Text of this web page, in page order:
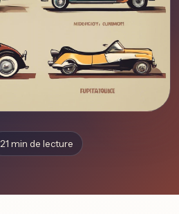
21 min de lecture